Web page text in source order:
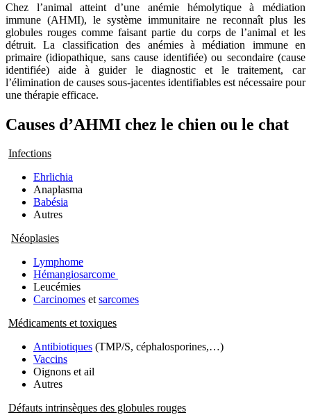
Chez l’animal atteint d’une anémie hémolytique à médiation
immune (AHMI), le système immunitaire ne reconnaît plus les
globules rouges comme faisant partie du corps de l’animal et les
détruit. La classification des anémies à médiation immune en
primaire (idiopathique, sans cause identifiée) ou secondaire (cause
identifiée) aide à guider le diagnostic et le traitement, car
l’élimination de causes sous-jacentes identifiables est nécessaire pour
une thérapie efficace.
Causes d’AHMI chez le chien ou le chat
Infections
Ehrlichia
Anaplasma
Babésia
Autres
Néoplasies
Lymphome
Hémangiosarcome
Leucémies
Carcinomes etsarcomes
Médicaments et toxiques
Antibiotiques (TMP/S, céphalosporines,…)
Vaccins
Oignons et ail
Autres
Défauts intrinsèques des globules rouges